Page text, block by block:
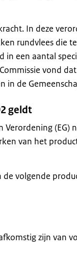
In deze
rundvlees die
een aantal
vond
in de
geldt
(EG)
van het
volgende
zijn van